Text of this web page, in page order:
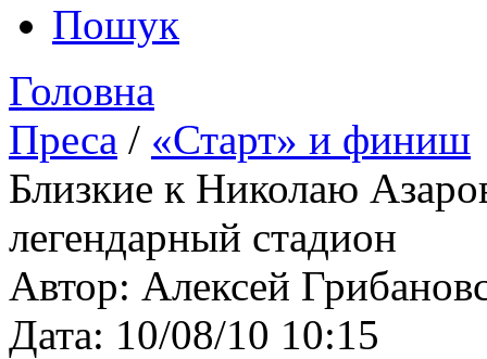
Пошук
Головна
Преса / «Старт» и финиш
Близкие к Николаю
легендарный стадион
Автор: Алексей
Дата: 10/08/10 10:15